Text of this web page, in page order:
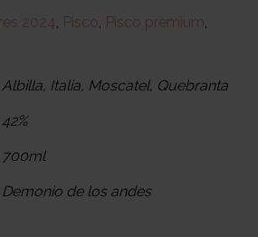
2024, Pisco, Pisco premium,
Albilla, Italia, Moscatel, Quebranta
42%
700ml
Demonio de los andes